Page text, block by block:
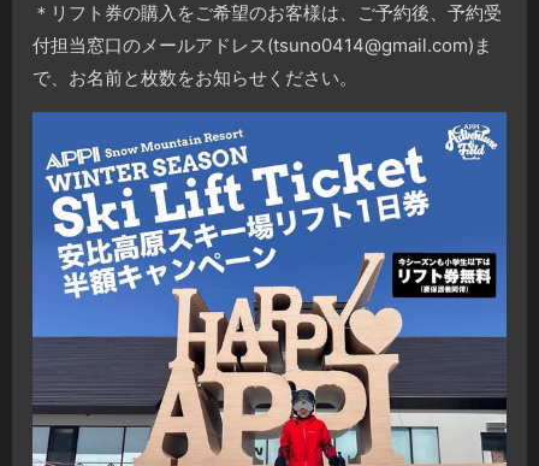
＊リフト券の購入をご希望のお客様は、ご予約後、予約受
付担当窓口のメールアドレス(tsuno0414@gmail.com)ま
で、お名前と枚数をお知らせください。